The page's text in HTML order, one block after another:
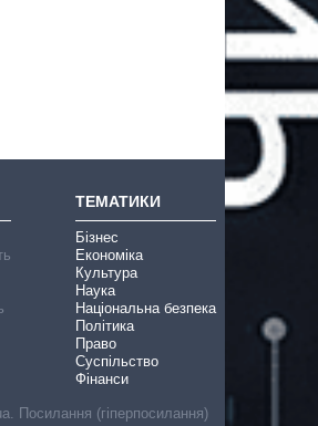
ТЕМАТИКИ
Бізнес
Економіка
Культура
Наука
Національна безпека
Політика
Право
Суспільство
Фінанси
Посилання (гіперпосилання)